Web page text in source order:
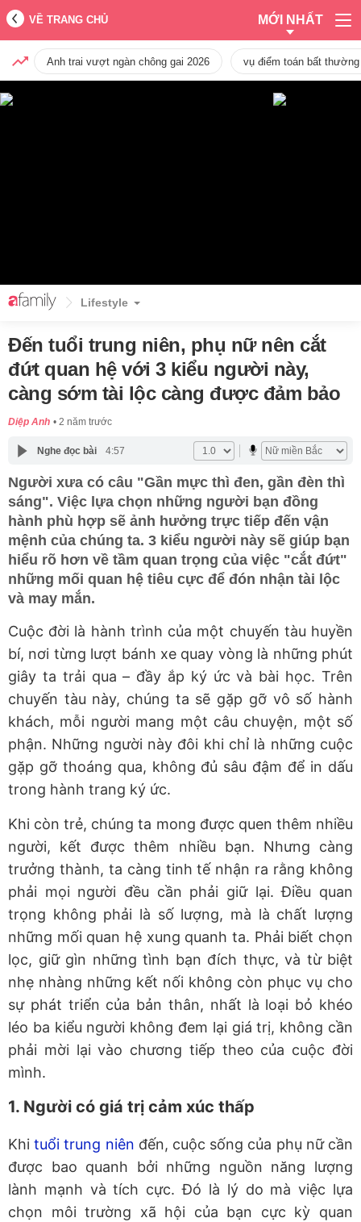
VỀ TRANG CHỦ MỚI NHẤT
Anh trai vượt ngàn chông gai 2026 vụ điểm toán bất
Lifestyle
Đến tuổi trung niên, phụ nữ nên cắt
đứt quan hệ với 3 kiểu người này,
càng sớm tài lộc càng được đảm bảo
Diệp Anh 2 năm trước
Nghe đọc bài 4:57
Người xưa có câu "Gần mực thì đen, gần đèn thì
sáng". Việc lựa chọn những người bạn đồng
hành phù hợp sẽ ảnh hưởng trực tiếp đến vận
mệnh của chúng ta. 3 kiểu người này sẽ giúp bạn
hiểu rõ hơn về tầm quan trọng của việc "cắt đứt"
những mối quan hệ tiêu cực để đón nhận tài lộc
và may mắn.
Cuộc đời là hành trình của một chuyến tàu huyền
bí, nơi từng lượt bánh xe quay vòng là những phút
giây ta trải qua – đầy ắp ký ức và bài học. Trên
chuyến tàu này, chúng ta sẽ gặp gỡ vô số hành
khách, mỗi người mang một câu chuyện, một số
phận. Những người này đôi khi chỉ là những cuộc
gặp gỡ thoáng qua, không đủ sâu đậm để in dấu
trong hành trang ký ức.
Khi còn trẻ, chúng ta mong được quen thêm nhiều
người, kết được thêm nhiều bạn. Nhưng càng
trưởng thành, ta càng tinh tế nhận ra rằng không
phải mọi người đều cần phải giữ lại. Điều quan
trọng không phải là số lượng, mà là chất lượng
những mối quan hệ xung quanh ta. Phải biết chọn
lọc, giữ gìn những tình bạn đích thực, và từ biệt
nhẹ nhàng những kết nối không còn phục vụ cho
sự phát triển của bản thân, nhất là loại bỏ khéo
léo ba kiểu người không đem lại giá trị, không cần
phải mời lại vào chương tiếp theo của cuộc đời
mình.
1. Người có giá trị cảm xúc thấp
Khituổi trung niên đến, cuộc sống của phụ nữ cần
được bao quanh bởi những nguồn năng lượng
lành mạnh và tích cực. Đó là lý do mà việc lựa
chọn môi trường xã hội của bạn cực kỳ quan